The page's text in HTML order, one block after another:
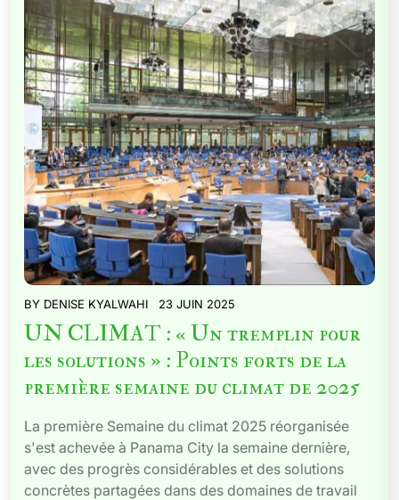
BY DENISE KYALWAHI 23 JUIN 2025
UN CLIMAT : « Un tremplin pour
les solutions » : Points forts de la
première semaine du climat de 2025
La première Semaine du climat 2025 réorganisée
s'est achevée à Panama City la semaine dernière,
avec des progrès considérables et des solutions
concrètes partagées dans des domaines de travail